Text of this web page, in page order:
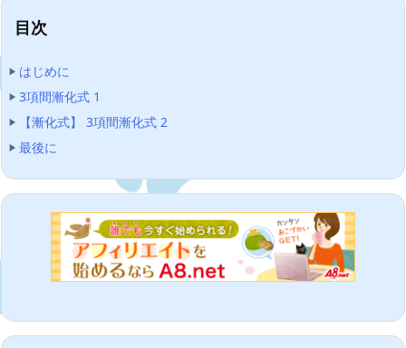
目次
はじめに
3項間漸化式 1
【漸化式】 3項間漸化式 2
最後に